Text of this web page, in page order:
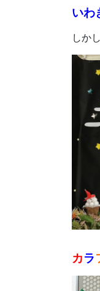
いわ
しかし
カラ